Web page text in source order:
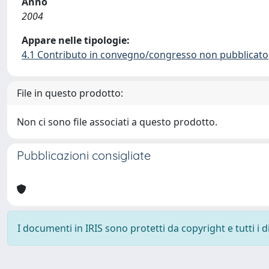
2004
Appare nelle tipologie:
4.1 Contributo in convegno/congresso non pubblicato
File in questo prodotto:
Non ci sono file associati a questo prodotto.
Pubblicazioni consigliate
I documenti in IRIS sono protetti da copyright e tutti i